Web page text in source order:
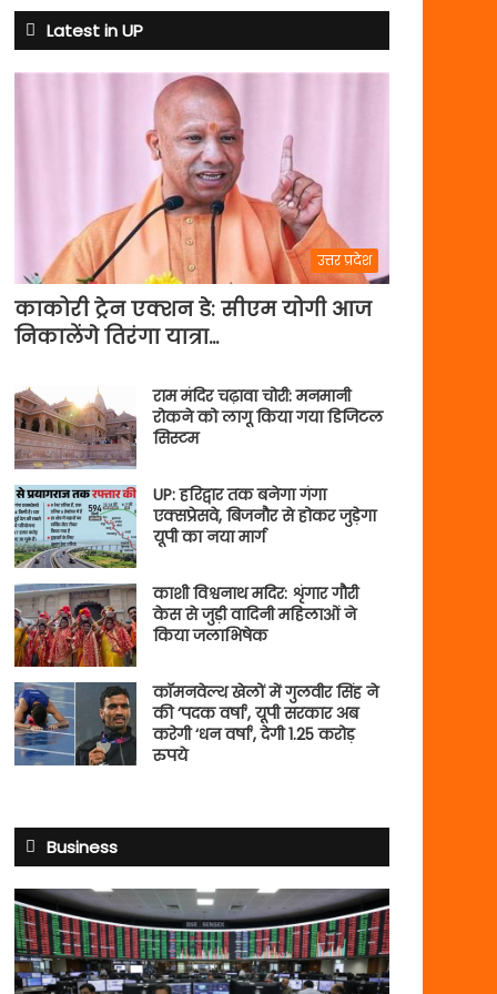
Latest in UP
उत्तर प्रदेश
काकोरी ट्रेन एक्शन डे: सीएम योगी आज
निकालेंगे तिरंगा यात्रा…
राम मंदिर चढ़ावा चोरी: मनमानी
रोकने को लागू किया गया डिजिटल
सिस्टम
UP: हरिद्वार तक बनेगा गंगा
एक्सप्रेसवे, बिजनौर से होकर जुड़ेगा
यूपी का नया मार्ग
काशी विश्वनाथ मदिर: शृंगार गौरी
केस से जुड़ी वादिनी महिलाओं ने
किया जलाभिषेक
कॉमनवेल्थ खेलों में गुलवीर सिंह ने
की ‘पदक वर्षा’, यूपी सरकार अब
करेगी ‘धन वर्षा’, देगी 1.25 करोड़
रुपये
Business